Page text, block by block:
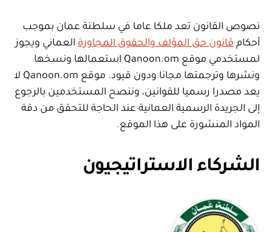
نصوص القانون تعد ملكا عاما في سلطنة عمان بموجب
أحكام قانون حق المؤلف والحقوق المجاورة العماني ويجوز
لمستخدمي موقع Qanoon.om استعمالها ونسخها
ونشرها وترجمتها مجانا ودون قيود. موقع Qanoon.om لا
يعد مصدرا رسميا للقوانين، وننصح المستخدمين بالرجوع
إلى الجريدة الرسمية العمانية عند الحاجة للتحقق من دقة
المواد المنشورة على هذا الموقع.
الشركاء الاستراتيجيون